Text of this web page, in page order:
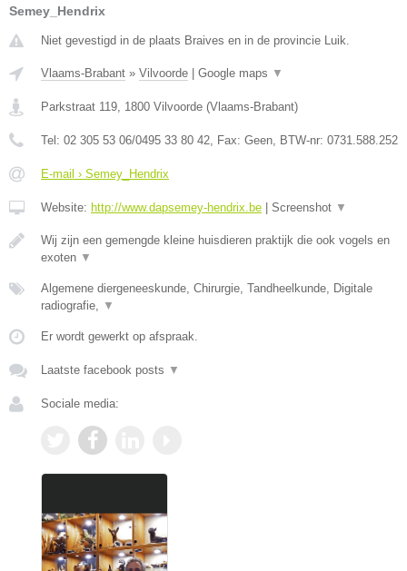
Semey_Hendrix
Niet gevestigd in de plaats Braives en in de provincie Luik.
Vlaams-Brabant » Vilvoorde Google maps ▼
Parkstraat 119, 1800 Vilvoorde (Vlaams-Brabant)
Tel: 02 305 53 06/0495 33 80 42, Fax: Geen, BTW-nr: 0731.588.252
E-mail › Semey_Hendrix
Website: http://www.dapsemey-hendrix.be Screenshot ▼
Wij zijn een gemengde kleine huisdieren praktijk die ook vogels en
exoten ▼
Algemene diergeneeskunde, Chirurgie, Tandheelkunde, Digitale
radiografie, ▼
Er wordt gewerkt op afspraak.
Laatste facebook posts ▼
Sociale media: